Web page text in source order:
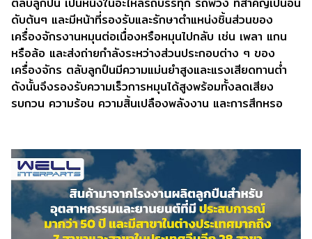
ดับต้นๆ และมีหน้าที่รองรับและรักษาตำแหน่งชิ้นส่วนของ
เครื่องจักรงานหมุนต่อเนื่องหรือหมุนไปกลับ เช่น เพลา แกน
หรือล้อ และส่งถ่ายกำลังระหว่างส่วนประกอบต่าง ๆ ของ
เครื่องจักร ตลับลูกปืนมีความแม่นยำสูงและแรงเสียดทานต่ำ
ดังนั้นจึงรองรับความเร็วการหมุนได้สูงพร้อมทั้งลดเสียง
รบกวน ความร้อน ความสิ้นเปลืองพลังงาน และการสึกหรอ